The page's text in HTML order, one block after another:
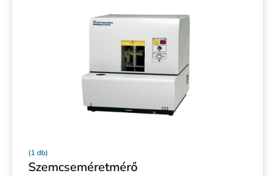
(1 db)
Szemcseméretmérő